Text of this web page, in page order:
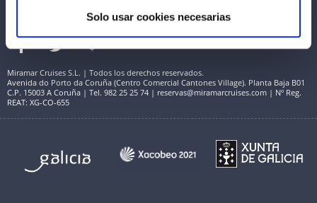
Solo usar cookies necesarias
Miramar Cruises S.L. | Todos los derechos reservados.
Avenida do Porto da Coruña (Centro Comercial Cantones Village). Planta Baja B01
C.P. 15003 A Coruña | Tel. 982 25 25 74 | reservas@miramarcruises.com | Nº Reg.
REAT: XG-CO-655